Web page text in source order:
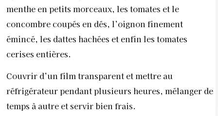
menthe en petits morceaux, les tomates et le
concombre coupés en dés, l’oignon finement
émincé, les dattes hachées et enfin les tomates
cerises entières.
Couvrir d’un film transparent et mettre au
réfrigérateur pendant plusieurs heures, mélanger de
temps à autre et servir bien frais.